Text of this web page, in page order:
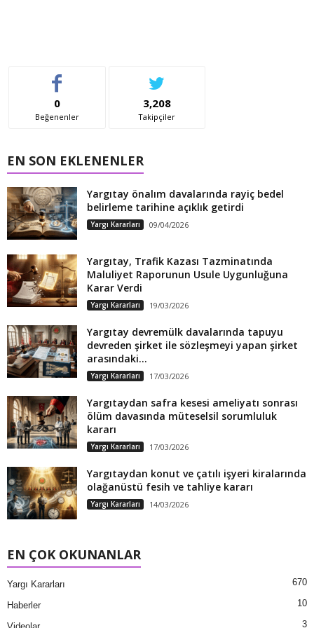
0
Beğenenler
3,208
Takipçiler
EN SON EKLENENLER
Yargıtay önalım davalarında rayiç bedel
belirleme tarihine açıklık getirdi
Yargı Kararları 09/04/2026
Yargıtay, Trafik Kazası Tazminatında
Maluliyet Raporunun Usule Uygunluğuna
Karar Verdi
Yargı Kararları 19/03/2026
Yargıtay devremülk davalarında tapuyu
devreden şirket ile sözleşmeyi yapan şirket
arasındaki...
Yargı Kararları 17/03/2026
Yargıtaydan safra kesesi ameliyatı sonrası
ölüm davasında müteselsil sorumluluk
kararı
Yargı Kararları 17/03/2026
Yargıtaydan konut ve çatılı işyeri kiralarında
olağanüstü fesih ve tahliye kararı
Yargı Kararları 14/03/2026
EN ÇOK OKUNANLAR
Yargı Kararları 670
Haberler 10
3